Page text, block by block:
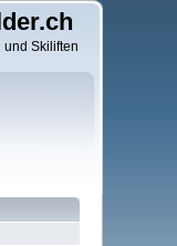
und Skiliften